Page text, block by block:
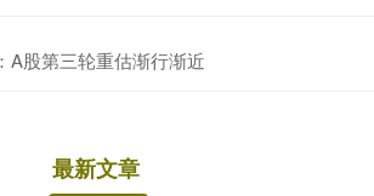
A股第三轮重估渐行渐近
最新文章